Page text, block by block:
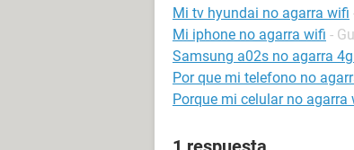
Mi tv hyundai no agarra wifi
Mi iphone no agarra wifi -
Samsung a02s no agarra
Por que mi telefono no
Porque mi celular no